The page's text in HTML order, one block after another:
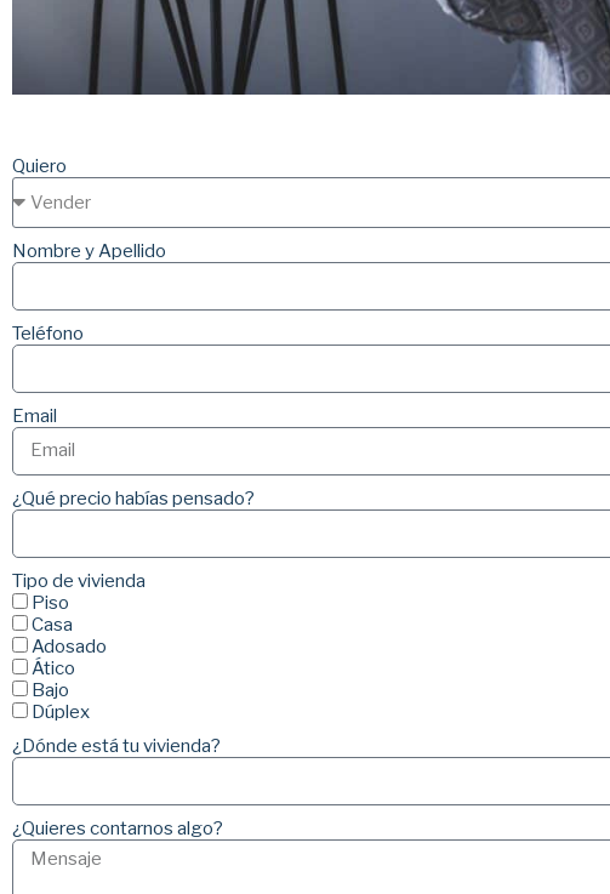
Quiero
Nombre y Apellido
Teléfono
Email
¿Qué precio habías pensado?
Tipo de vivienda
Piso
Casa
Adosado
Ático
Bajo
Dúplex
¿Dónde está tu vivienda?
¿Quieres contarnos algo?